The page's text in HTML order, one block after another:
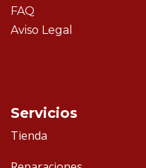
FAQ
Aviso Legal
Servicios
Tienda